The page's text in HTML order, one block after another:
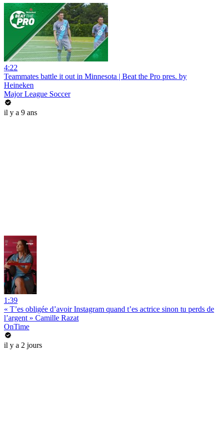
4:22
Teammates battle it out in Minnesota | Beat the Pro pres. by
Heineken
Major League Soccer
il y a 9 ans
1:39
« T’es obligée d’avoir Instagram quand t’es actrice sinon tu perds de
l’argent » Camille Razat
OnTime
il y a 2 jours